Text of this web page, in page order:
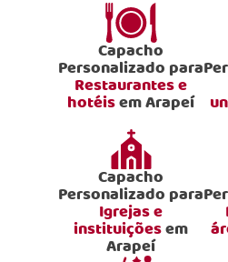
Capacho
Personalizado para
Restaurantes e
hotéisem Arapeí
Capacho
Personalizado para
Igrejas e
instituiçõesem
Arapeí